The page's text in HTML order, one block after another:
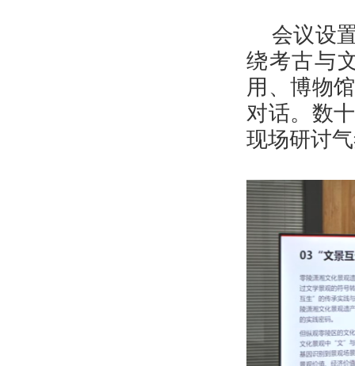
会议设
绕考古与
用、博物
对话。数
现场研讨